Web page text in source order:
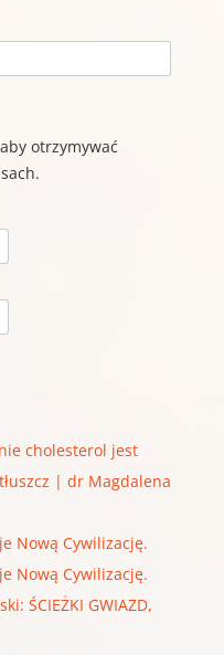
otrzymywać
cholesterol jest
| dr Magdalena
Nową Cywilizację.
Nową Cywilizację.
ŚCIEŻKI GWIAZD,